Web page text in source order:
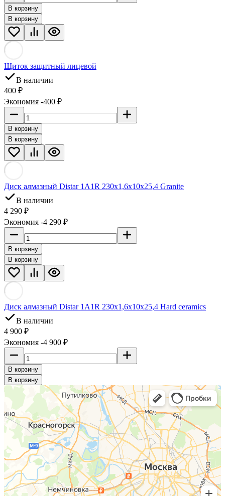
В корзину
В корзину
Щиток защитный лицевой
В наличии
400 ₽
Экономия -400 ₽
В корзину
В корзину
Диск алмазный Distar 1A1R 230x1,6x10x25,4 Granite
В наличии
4 290 ₽
Экономия -4 290 ₽
В корзину
В корзину
Диск алмазный Distar 1A1R 230x1,6x10x25,4 Hard ceramics
В наличии
4 900 ₽
Экономия -4 900 ₽
В корзину
В корзину